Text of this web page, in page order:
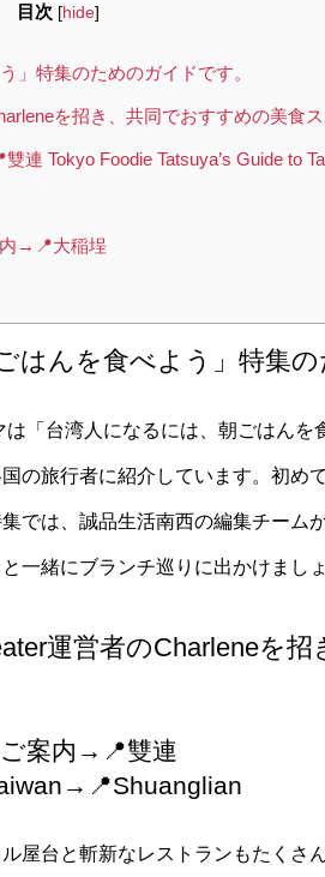
目次 [hide]
」特集のためのガイドです。
を招き、共同でおすすめの美食ス
連 Tokyo Foodie Tatsuya’s Guide to
→📍大稲埕
はんを食べよう」特集の
「台湾人になるには、朝ごはんを
の旅行者に紹介しています。初め
では、誠品生活南西の編集チーム
一緒にブランチ巡りに出かけましょ
運営者のCharleneを
案内→📍雙連
屋台と斬新なレストランもたくさ